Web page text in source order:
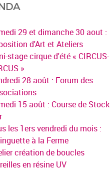
en savoir plus
29 et dimanche 30 aout :
d'Art et Ateliers
stage cirque d'été « CIRCUS-
»
28 août : Forum des
15 août : Course de Stock
les 1ers vendredi du mois :
à la Ferme
création de boucles
en résine UV